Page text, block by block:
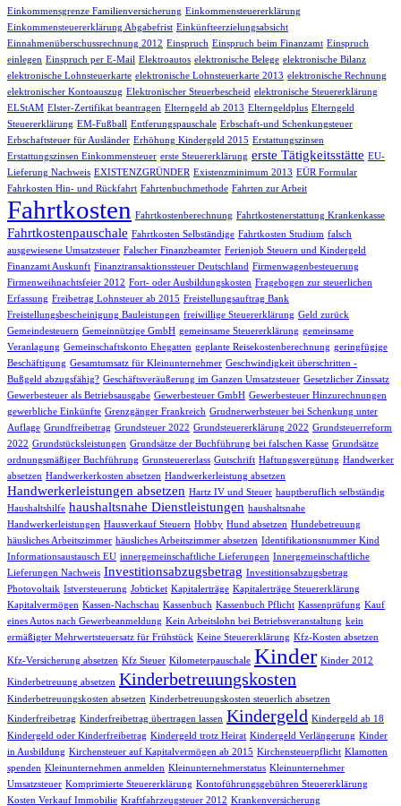
Einkommensgrenze Familienversicherung Einkommensteuererklärung
Einkommensteuererklärung Abgabefrist Einkünfteerzielungsabsicht
Einnahmenüberschussrechnung 2012 Einspruch Einspruch beim Finanzamt Einspruch
einlegen Einspruch per E-Mail Elektroautos elektronische Belege elektronische Bilanz
elektronische Lohnsteuerkarte elektronische Lohnsteuerkarte 2013 elektronische Rechnung
elektronischer Kontoauszug Elektronischer Steuerbescheid elektronische Steuererklärung
ELStAM Elster-Zertifikat beantragen Elterngeld ab 2013 Elterngeldplus Elterngeld
Steuererklärung EM-Fußball Entferungspauschale Erbschaft-und Schenkungsteuer
Erbschaftsteuer für Ausländer Erhöhung Kindergeld 2015 Erstattungszinsen
Erstattungszinsen Einkommensteuer erste Steuererklärung erste Tätigkeitsstätte EU-
Lieferung Nachweis EXISTENZGRÜNDER Existenzminimum 2013 EÜR Formular
Fahrkosten Hin- und Rückfahrt Fahrtenbuchmethode Fahrten zur Arbeit
Fahrtkosten Fahrtkostenberechnung Fahrtkostenerstattung Krankenkasse
Fahrtkostenpauschale Fahrtkosten Selbständige Fahrtkosten Studium falsch
ausgewiesene Umsatzsteuer Falscher Finanzbeamter Ferienjob Steuern und Kindergeld
Finanzamt Auskunft Finanztransaktionssteuer Deutschland Firmenwagenbesteuerung
Firmenweihnachtsfeier 2012 Fort- oder Ausbildungskosten Fragebogen zur steuerlichen
Erfassung Freibetrag Lohnsteuer ab 2015 Freistellungsauftrag Bank
Freistellungsbescheinigung Bauleistungen freiwillige Steuererklärung Geld zurück
Gemeindesteuern Gemeinnützige GmbH gemeinsame Steuererklärung gemeinsame
Veranlagung Gemeinschaftskonto Ehegatten geplante Reisekostenberechnung geringfügige
Beschäftigung Gesamtumsatz für Kleinunternehmer Geschwindigkeit überschritten -
Bußgeld abzugsfähig? Geschäftsveräußerung im Ganzen Umsatzsteuer Gesetzlicher Zinssatz
Gewerbesteuer als Betriebsausgabe Gewerbesteuer GmbH Gewerbesteuer Hinzurechnungen
gewerbliche Einkünfte Grenzgänger Frankreich Grudnerwerbsteuer bei Schenkung unter
Auflage Grundfreibetrag Grundsteuer 2022 Grundsteuererklärung 2022 Grundsteuerreform
2022 Grundstücksleistungen Grundsätze der Buchführung bei falschen Kasse Grundsätze
ordnungsmäßiger Buchführung Grunsteuererlass Gutschrift Haftungsvergütung Handwerker
absetzen Handwerkerkosten absetzen Handwerkerleistung absetzen
Handwerkerleistungen absetzen Hartz IV und Steuer hauptberuflich selbständig
Haushaltshilfe haushaltsnahe Dienstleistungen haushaltsnahe
Handwerkerleistungen Hausverkauf Steuern Hobby Hund absetzen Hundebetreuung
häusliches Arbeitszimmer häusliches Arbeitszimmer absetzen Identifikationsnummer Kind
Informationsaustausch EU innergemeinschaftliche Lieferungen Innergemeinschaftliche
Lieferungen Nachweis Investitionsabzugsbetrag Investitionsabzugsbetrag
Photovoltaik Istversteuerung Jobticket Kapitalerträge Kapitalerträge Steuererklärung
Kapitalvermögen Kassen-Nachschau Kassenbuch Kassenbuch Pflicht Kassenprüfung Kauf
eines Autos nach Gewerbeanmeldung Kein Arbeitslohn bei Betriebsveranstaltung kein
ermäßigter Mehrwertsteuersatz für Frühstück Keine Steuererklärung Kfz-Kosten absetzen
Kfz-Versicherung absetzen Kfz Steuer Kilometerpauschale Kinder Kinder 2012
Kinderbetreuung absetzen Kinderbetreuungskosten
Kinderbetreuungskosten absetzen Kinderbetreuungskosten steuerlich absetzen
Kinderfreibetrag Kinderfreibetrag übertragen lassen Kindergeld Kindergeld ab 18
Kindergeld oder Kinderfreibetrag Kindergeld trotz Heirat Kindergeld Verlängerung Kinder
in Ausbildung Kirchensteuer auf Kapitalvermögen ab 2015 Kirchensteuerpflicht Klamotten
spenden Kleinunternehmen anmelden Kleinunternehmerstatus Kleinunternehmer
Umsatzsteuer Komprimierte Steuererklärung Kontoführungsgebühren Steuererklärung
Kosten Verkauf Immobilie Kraftfahrzeugsteuer 2012 Krankenversicherung